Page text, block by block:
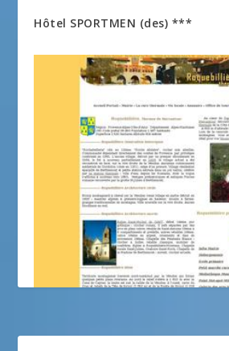
Hôtel SPORTMEN (des) ***